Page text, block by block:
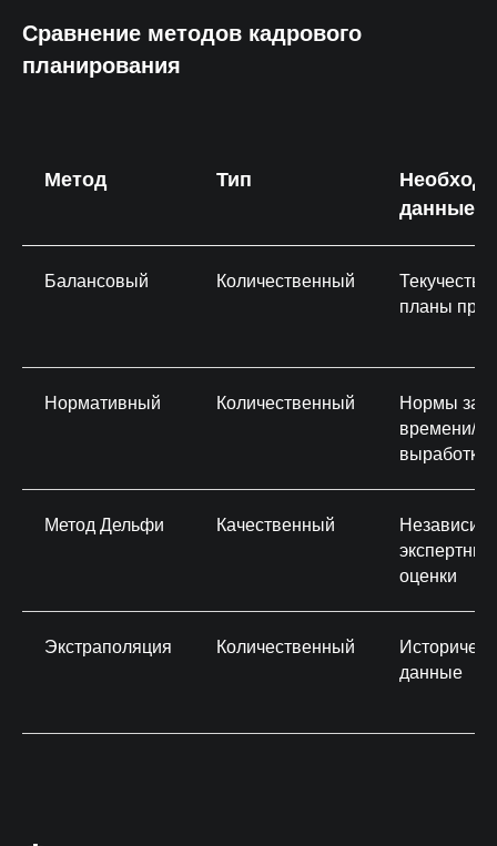
Сравнение методов кадрового
планирования
Метод Тип
данные
Балансовый Количественный
Текучесть,
планы
Нормативный Количественный
Нормы
времени/
выработки
Метод Дельфи Качественный
экспертные
оценки
Экстраполяция Количественный
данные